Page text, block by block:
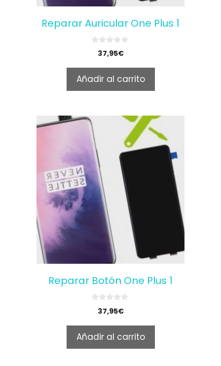
Reparar Auricular One Plus 1
o
f
5
37,95€
Añadir al carrito
Reparar Botón One Plus 1
o
f
5
37,95€
Añadir al carrito